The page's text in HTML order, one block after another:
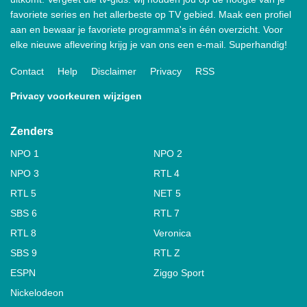
favoriete series en het allerbeste op TV gebied. Maak een profiel
aan en bewaar je favoriete programma's in één overzicht. Voor
elke nieuwe aflevering krijg je van ons een e-mail. Superhandig!
Contact Help Disclaimer Privacy RSS
Privacy voorkeuren wijzigen
Zenders
NPO 1
NPO 2
NPO 3
RTL 4
RTL 5
NET 5
SBS 6
RTL 7
RTL 8
Veronica
SBS 9
RTL Z
ESPN
Ziggo Sport
Nickelodeon